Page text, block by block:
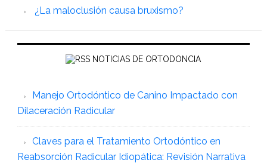
¿La maloclusión causa bruxismo?
NOTICIAS DE ORTODONCIA
Manejo Ortodóntico de Canino Impactado con
Dilaceración Radicular
Claves para el Tratamiento Ortodóntico en
Reabsorción Radicular Idiopática: Revisión Narrativa